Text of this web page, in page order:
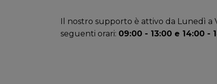
Il nostro supporto è attivo da Lunedì a
seguenti orari: 09:00 - 13:00 e 14:00 -